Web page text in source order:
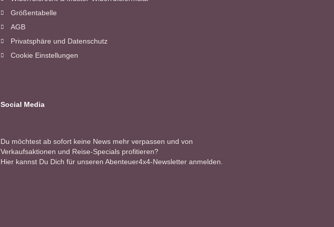
Größentabelle
AGB
Privatsphäre und Datenschutz
Cookie Einstellungen
Social Media
Du möchtest ab sofort keine News mehr verpassen und von
Verkaufsaktionen und Reise-Specials profitieren?
Hier kannst Du Dich für unseren Abenteuer4x4-Newsletter anmelden.